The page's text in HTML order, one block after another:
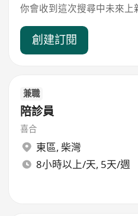
你會收到這次搜尋中未來上
創建訂閱
兼職
陪診員
喜合
東區, 柴灣
8小時以上/天, 5天/週